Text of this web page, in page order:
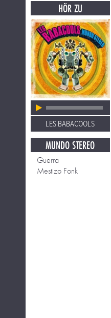
HÖR ZU
LES BABACOOLS
MUNDO STEREO
Guerra
Mestizo Fonk